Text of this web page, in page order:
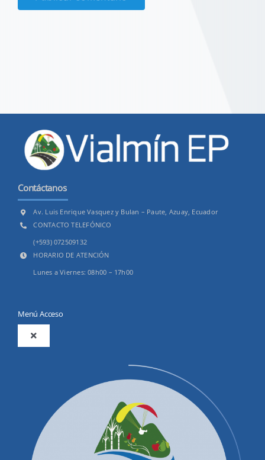
Contáctanos
Av. Luis Enrique Vasquez y Bulan – Paute, Azuay, Ecuador
CONTACTO TELEFÓNICO
(+593) 072509132
HORARIO DE ATENCIÓN
Lunes a Viernes: 08h00 – 17h00
Menú Acceso
Toggle
Productos y Servicios
Convocatorias Precalificación